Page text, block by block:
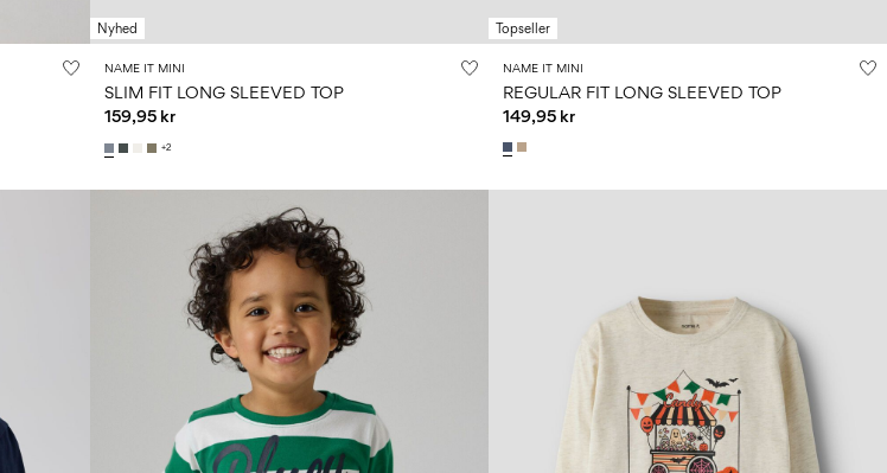
Nyhed
NAME IT MINI
SLIM FIT LONG SLEEVED TOP
159,95 kr
+2
Topseller
NAME IT MINI
REGULAR FIT LONG SLEEVED TOP
149,95 kr